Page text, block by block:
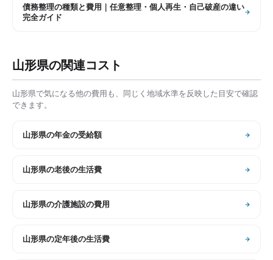
債務整理の種類と費用｜任意整理・個人再生・自己破産の違い
完全ガイド
山形県の関連コスト
山形県で気になる他の費用も、同じく地域水準を反映した目安で確認
できます。
山形県の年金の受給額
山形県の老後の生活費
山形県の介護施設の費用
山形県の定年後の生活費